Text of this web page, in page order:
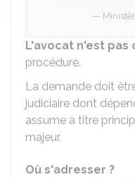
L'avocat n'est pas
procédure.
La demande doit
judiciaire dont
assume à titre
majeur.
Où s'adresser ?